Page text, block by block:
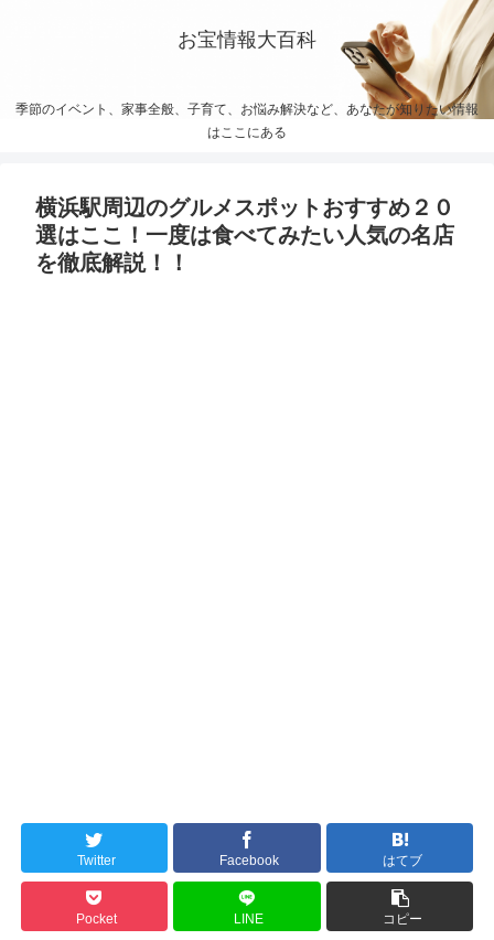
お宝情報大百科
季節のイベント、家事全般、子育て、お悩み解決など、あなたが知りたい情報
はここにある
横浜駅周辺のグルメスポットおすすめ２０
選はここ！一度は食べてみたい人気の名店
を徹底解説！！
Twitter Facebook はてブ
Pocket LINE コピー